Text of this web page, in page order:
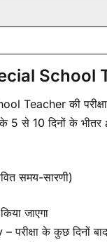
School
Teacher की
के 5 से 10 दिनों के
समय-सारणी)
जाएगा
के कुछ दिनों बाद